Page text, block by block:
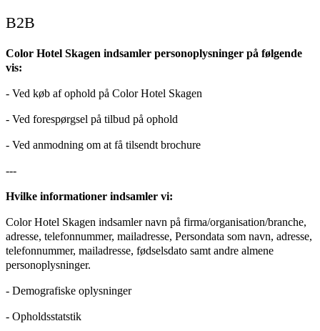
B2B
Color Hotel Skagen indsamler personoplysninger på følgende
vis:
- Ved køb af ophold på Color Hotel Skagen
- Ved forespørgsel på tilbud på ophold
- Ved anmodning om at få tilsendt brochure
---
Hvilke informationer indsamler vi:
Color Hotel Skagen indsamler navn på firma/organisation/branche,
adresse, telefonnummer, mailadresse, Persondata som navn, adresse,
telefonnummer, mailadresse, fødselsdato samt andre almene
personoplysninger.
- Demografiske oplysninger
- Opholdsstatstik